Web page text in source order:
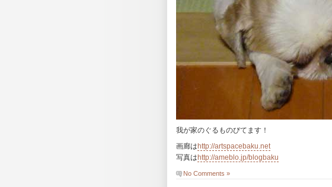
我が家のぐるものびてます！
画廊は http://artspacebaku.net
写真は http://ameblo.jp/blogbaku
No Comments »